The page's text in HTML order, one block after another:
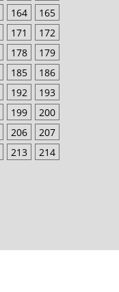
164
165
171
172
178
179
185
186
192
193
199
200
206
207
213
214